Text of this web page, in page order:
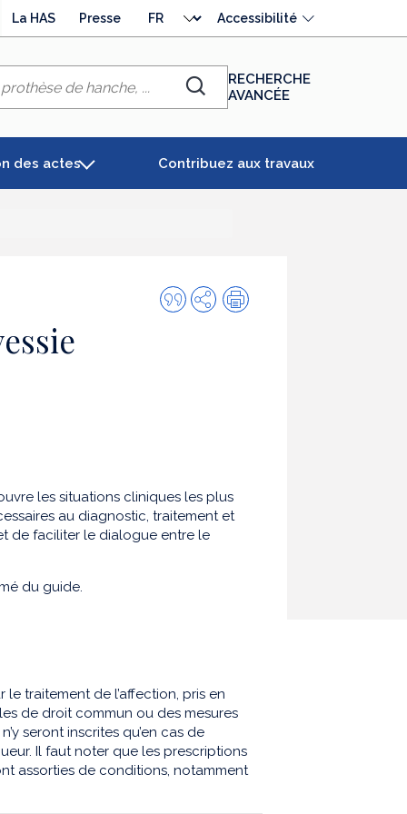
La HAS Presse
langue
Accessibilité
Chercher
RECHERCHE
AVANCÉE
des actes Contribuez aux travaux
Citer
cette
PartagerImpression
les situations cliniques les plus
au diagnostic, traitement et
de faciliter le dialogue entre le
du guide.
traitement de l’affection, pris en
de droit commun ou des mesures
seront inscrites qu’en cas de
Il faut noter que les prescriptions
assorties de conditions, notamment